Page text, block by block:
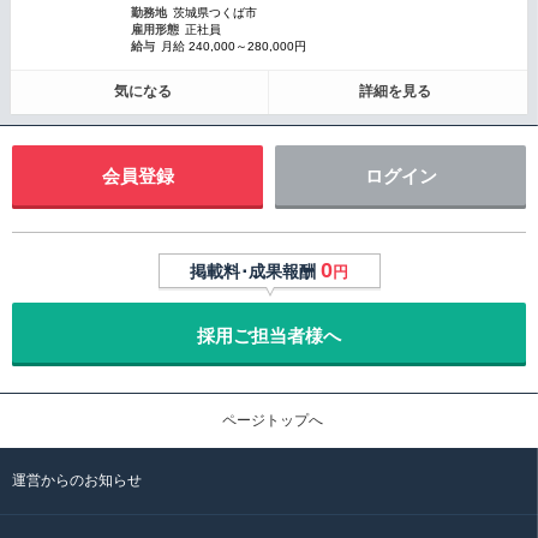
勤務地 茨城県つくば市
雇用形態 正社員
給与
月給 240,000～280,000円
気になる 詳細を見る
会員登録 ログイン
掲載料･成果報酬 0円
採用ご担当者様へ
ページトップへ
運営からのお知らせ